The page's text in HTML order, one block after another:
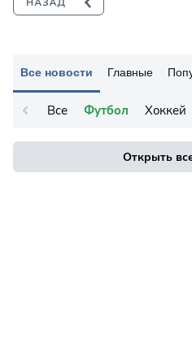
Все новости Главные
Все Футбол Хоккей
Открыть